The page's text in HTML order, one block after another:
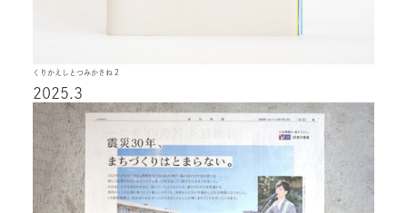
くりかえしとつみかさね 2
2025.3